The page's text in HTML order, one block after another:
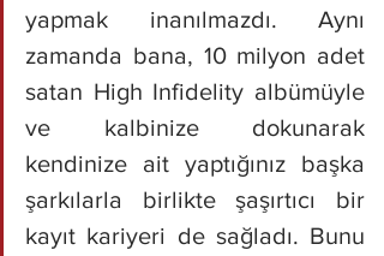
yapmak inanılmazdı. Aynı
zamanda bana, 10 milyon adet
satan High Infidelity albümüyle
ve kalbinize dokunarak
kendinize ait yaptığınız başka
şarkılarla birlikte şaşırtıcı bir
kayıt kariyeri de sağladı. Bunu